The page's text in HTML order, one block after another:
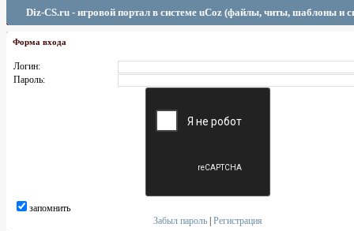
Diz-CS.ru - игровой портал в системе uCoz (файлы, читы, шаблоны и
Форма входа
Логин:
Пароль:
запомнить
Забыл пароль |Регистрация